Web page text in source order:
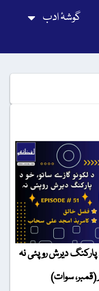
گوشۂ ادب
پارکنگ دیرش روپئی نہ
(قمبر، سوات)